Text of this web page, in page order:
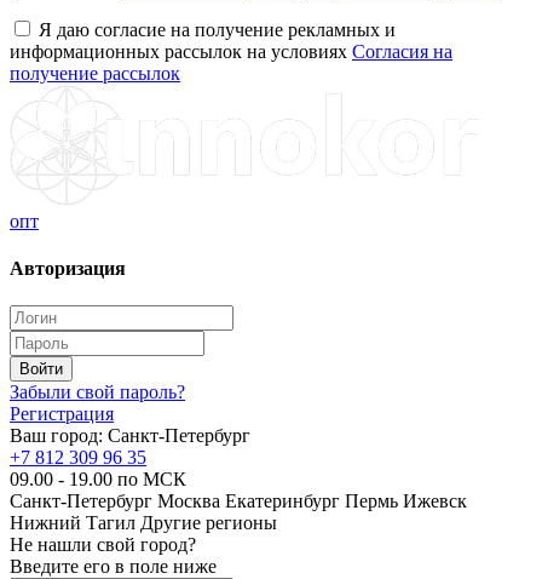
Я даю согласие на получение рекламных и
информационных рассылок на условиях Согласия на
получение рассылок
опт
Авторизация
Забыли свой пароль?
Регистрация
Ваш город: Санкт-Петербург
+7 812 309 96 35
09.00 - 19.00 по МСК
Санкт-Петербург Москва Екатеринбург Пермь Ижевск
Нижний Тагил Другие регионы
Не нашли свой город?
Введите его в поле ниже